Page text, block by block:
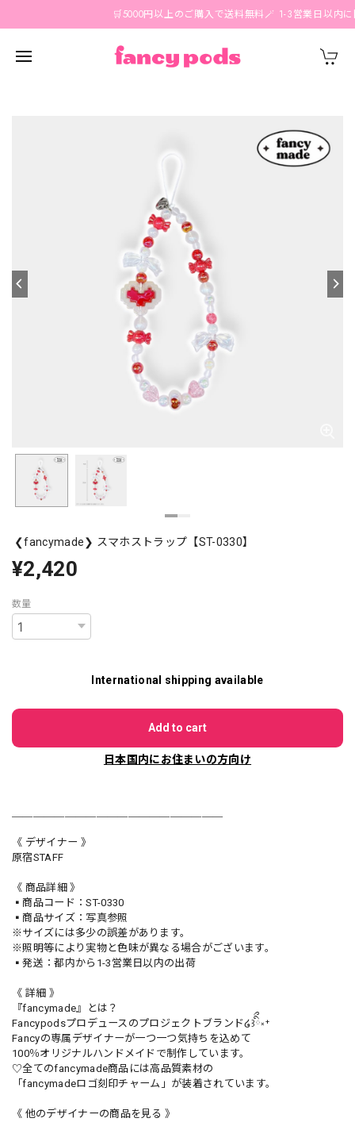
🛒5000円以上のご購入で送料無料🪄 1-3営業日以内に
❮fancymade❯ スマホストラップ【ST-0330】
¥2,420
数量
International shipping available
Add to cart
日本国内にお住まいの方向け
《 デザイナー 》
原宿STAFF
《 商品詳細 》
▪️商品コード：ST-0330
▪️商品サイズ：写真参照
※サイズには多少の誤差があります。
※照明等により実物と色味が異なる場合がございます。
▪️発送：都内から1-3営業日以内の出荷
《 詳細 》
『fancymade』とは？
Fancypodsプロデュースのプロジェクトブランド໒꒱ིྀ༝⁺
Fancyの専属デザイナーが一つ一つ気持ちを込めて
100％オリジナルハンドメイドで制作しています。
♡全てのfancymade商品には高品質素材の
「fancymadeロゴ刻印チャーム」が装着されています。
《 他のデザイナーの商品を見る 》